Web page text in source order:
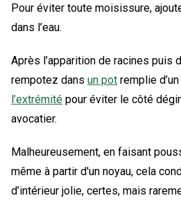
Pour éviter toute moisissure,
dans l’eau.
Après l’apparition de racines puis
rempotez dans un pot remplie
l’extrémité pour éviter le côté
avocatier.
Malheureusement, en faisant
même à partir d'un noyau, cela
d’intérieur jolie, certes, mais